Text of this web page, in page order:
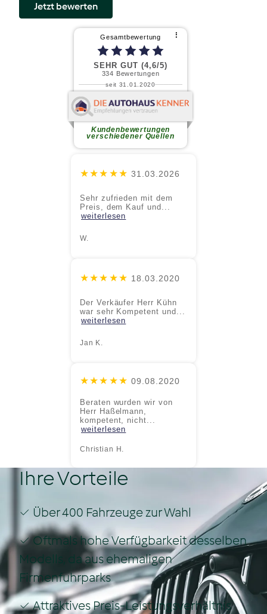
Jetzt bewerten
Gesamtbewertung ⠇
SEHR GUT (4,6/5)
334 Bewertungen
seit 31.01.2020
Kundenbewertungen
verschiedener Quellen
Woidasky
Sehr zufrieden mit dem Preis,
★★★★★ 31.03.2026
Sehr zufrieden mit dem
Preis, dem Kauf und...
weiterlesen
W.
★★★★★ 18.03.2020
Der Verkäufer Herr Kühn
war sehr Kompetent und...
weiterlesen
Jan K.
★★★★★ 09.08.2020
Beraten wurden wir von
Herr Haßelmann,
kompetent, nicht...
weiterlesen
Christian H.
Ihre Vorteile
✓ Über 400 Fahrzeuge zur Wahl
✓ Oftmals hohe Verfügbarkeit desselben
Modells, da aus ehemaligen
Firmenfuhrparks
✓ Attraktives Preis-Leistungsverhältnis